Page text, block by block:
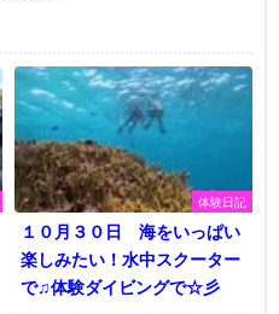
体験日記
１０月３０日 海をいっぱい
楽しみたい！水中スクーター
で♫体験ダイビングで☆彡